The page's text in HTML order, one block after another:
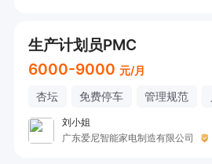
生产计划员PMC
6000-9000 元/月
杏坛 免费停车 管理规范
刘小姐
广东爱尼智能家电制造有限公司